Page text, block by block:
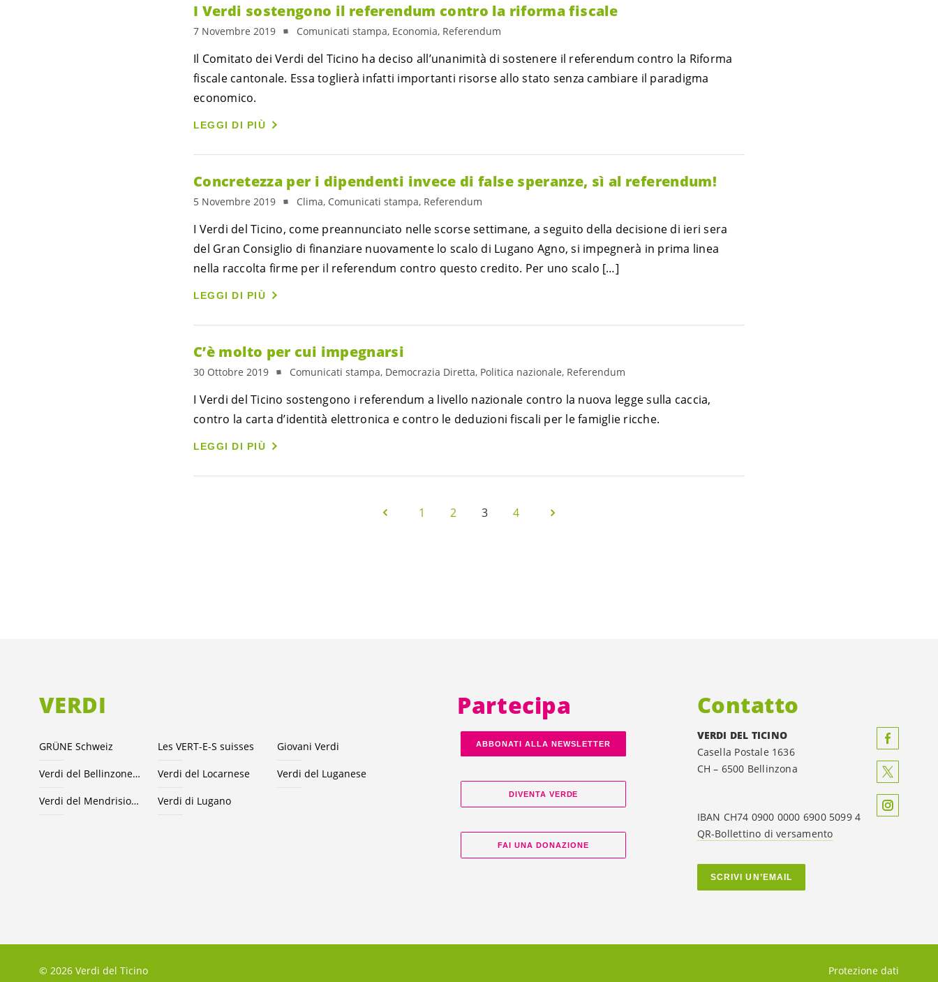
I Verdi sostengono il referendum contro la riforma fiscale
7 Novembre 2019 Comunicati stampa, Economia, Referendum
Il Comitato dei Verdi del Ticino ha deciso all’unanimità di sostenere il referendum contro la Riforma
fiscale cantonale. Essa toglierà infatti importanti risorse allo stato senza cambiare il paradigma
economico.
LEGGI DI PIÙ
Concretezza per i dipendenti invece di false speranze, sì al referendum!
5 Novembre 2019 Clima, Comunicati stampa, Referendum
I Verdi del Ticino, come preannunciato nelle scorse settimane, a seguito della decisione di ieri sera
del Gran Consiglio di finanziare nuovamente lo scalo di Lugano Agno, si impegnerà in prima linea
nella raccolta firme per il referendum contro questo credito. Per uno scalo […]
LEGGI DI PIÙ
C’è molto per cui impegnarsi
30 Ottobre 2019 Comunicati stampa, Democrazia Diretta, Politica nazionale, Referendum
I Verdi del Ticino sostengono i referendum a livello nazionale contro la nuova legge sulla caccia,
contro la carta d’identità elettronica e contro le deduzioni fiscali per le famiglie ricche.
LEGGI DI PIÙ
1 2 3 4
VERDI
GRÜNE Schweiz Les VERT-E-S suisses Giovani Verdi
Verdi del Bellinzonese e valli Verdi del Locarnese Verdi del Luganese
Verdi del Mendrisiotto Verdi di Lugano
Partecipa
ABBONATI ALLA NEWSLETTER
DIVENTA VERDE
FAI UNA DONAZIONE
Contatto
VERDI DEL TICINO
Casella Postale 1636
CH – 6500 Bellinzona
IBAN CH74 0900 0000 6900 5099 4
QR-Bollettino di versamento
SCRIVI UN’EMAIL
© 2026 Verdi del Ticino Protezione dati